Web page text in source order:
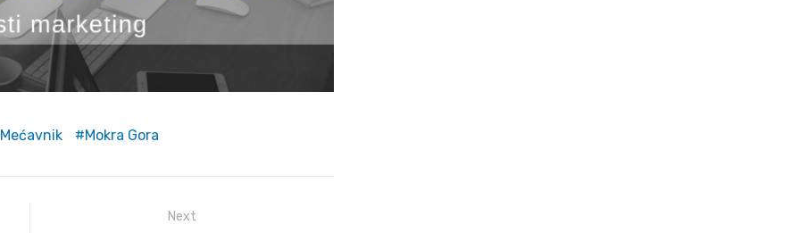
Mećavnik Mokra Gora
Next